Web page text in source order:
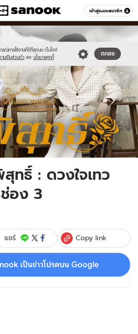
เข้าสู่ระบบสมาชิก
หมวดอื่นๆ
ารณ์การใช้งานที่ดีที่สุดบน เว็บไซต์
ามเป็นส่วนตัว และ นโยบายคุกกี้
ตกลง
logo-
160255/tagline-
ทธิ์ : ดวงใจเทว
อง 3
แชร์ Copy link
เป็นข่าวโปรดบน Google